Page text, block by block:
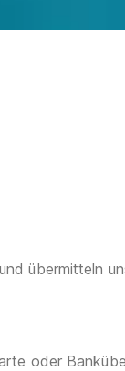
übermitteln
oder